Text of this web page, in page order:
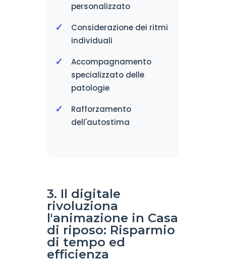
personalizzato
Considerazione dei ritmi
individuali
Accompagnamento
specializzato delle
patologie
Rafforzamento
dell'autostima
3. Il digitale
rivoluziona
l'animazione in Casa
di riposo: Risparmio
di tempo ed
efficienza